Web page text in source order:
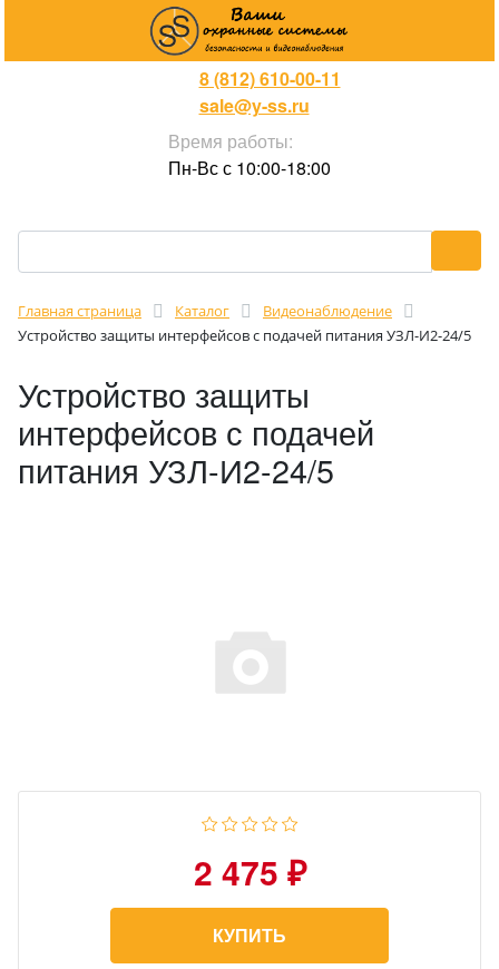
8 (812) 610-00-11
sale@y-ss.ru
Время работы:
Пн-Вс с 10:00-18:00
Главная страница Каталог
Видеонаблюдение
Устройство защиты интерфейсов с подачей питания УЗЛ-И2-24/5
Устройство защиты
интерфейсов с подачей
питания УЗЛ-И2-24/5
2 475 ₽
КУПИТЬ